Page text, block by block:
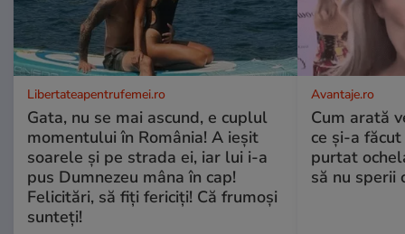
Libertateapentrufemei.ro
Gata, nu se mai ascund, e cuplul
momentului în România! A ieșit
soarele și pe strada ei, iar lui i-a
pus Dumnezeu mâna în cap!
Felicitări, să fiți fericiți! Că frumoși
sunteți!
Avantaje.ro
Cum arată
ce și-a
purtat
să nu sperii